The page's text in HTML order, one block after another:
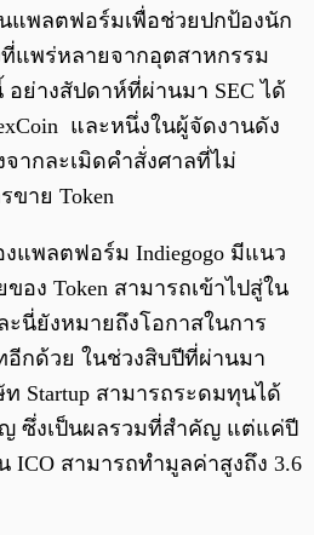
แพลตฟอร์มเพื่อช่วยปกป้องนัก
แพร่หลายจากอุตสาหกรรม
ย่างสัปดาห์ที่ผ่านมา SEC ได้
และหนึ่งในผู้จัดงานดัง
ากละเมิดคำสั่งศาลที่ไม่
ขาย Token
แพลตฟอร์ม Indiegogo มีแนว
ง Token สามารถเข้าไปสู่ใน
นี่ยังหมายถึงโอกาสในการ
กด้วย ในช่วงสิบปีที่ผ่านมา
Startup สามารถระดมทุนได้
ซึ่งเป็นผลรวมที่สำคัญ แต่แค่ปี
ICO สามารถทำมูลค่าสูงถึง 3.6